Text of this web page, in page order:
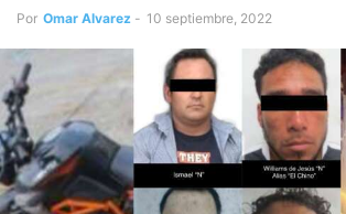
Por Omar Alvarez - 10 septiembre, 2022